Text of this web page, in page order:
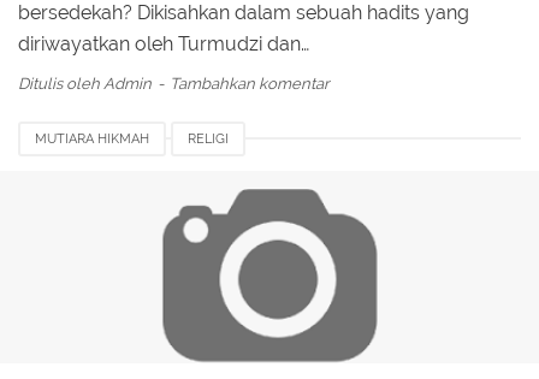
bersedekah? Dikisahkan dalam sebuah hadits yang
diriwayatkan oleh Turmudzi dan…
Ditulis oleh Admin Tambahkan komentar
MUTIARA HIKMAH RELIGI